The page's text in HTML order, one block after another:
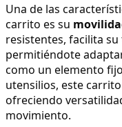
Una de las
carrito es su
resistentes, facilita
permitiéndote
como un elemento
utensilios, este
ofreciendo
movimiento.